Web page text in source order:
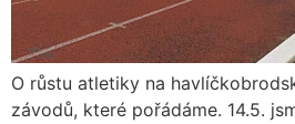
O růstu atletiky na
závodů, které pořádáme. 14.5.